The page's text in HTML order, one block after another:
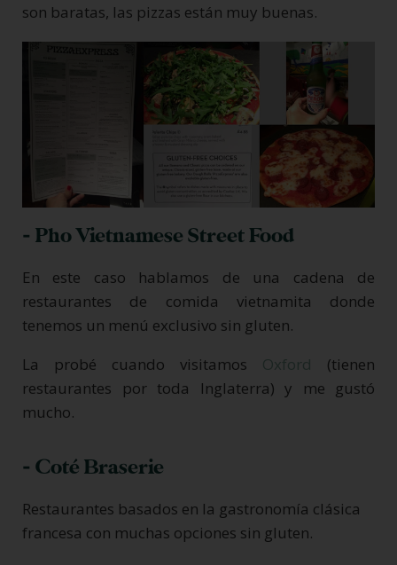
son baratas, las pizzas están muy buenas.
- Pho Vietnamese Street Food
En este caso hablamos de una cadena de
restaurantes de comida vietnamita donde
tenemos un menú exclusivo sin gluten.
La probé cuando visitamos Oxford (tienen
restaurantes por toda Inglaterra) y me gustó
mucho.
- Coté Braserie
Restaurantes basados en la gastronomía clásica
francesa con muchas opciones sin gluten.